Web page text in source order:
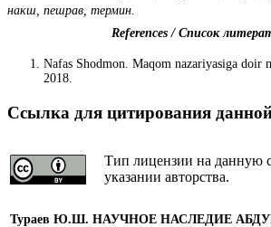
накш, пешрав, термин.
References / Список
Nafas Shodmon. Maqom nazariyasiga doir
2018.
Ссылка для цитирования
Тип лицензии на данную
указании авторства.
Тураев Ю.Ш. НАУЧНОЕ НАСЛЕДИЕ